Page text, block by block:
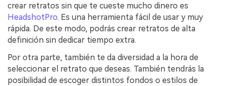
crear retratos sin que te cueste mucho dinero es
HeadshotPro. Es una herramienta fácil de usar y muy
rápida. De este modo, podrás crear retratos de alta
definición sin dedicar tiempo extra.
Por otra parte, también te da diversidad a la hora de
seleccionar el retrato que deseas. También tendrás la
posibilidad de escoger distintos fondos o estilos de